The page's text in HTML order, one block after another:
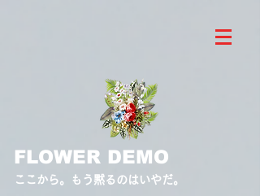
FLOWER DEMO
ここから。
もう黙るのはいやだ。